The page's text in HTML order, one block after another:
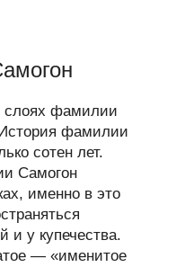
слоях фамилии
фамилии
сотен лет.
Самогон
именно в это
у купечества.
— «именитое